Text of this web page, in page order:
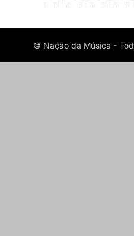
© Nação da Música -